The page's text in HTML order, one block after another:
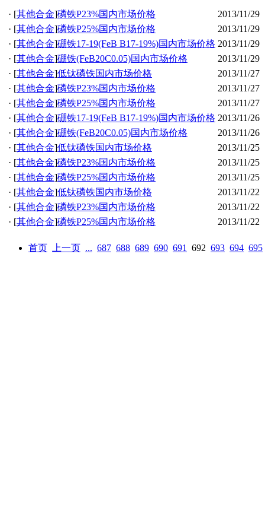
· [其他合金]磷铁P23%国内市场价格
2013/11/29
· [其他合金]磷铁P25%国内市场价格
2013/11/29
· [其他合金]硼铁17-19(FeB B17-19%)国内市场价格 2013/11/29
· [其他合金]硼铁(FeB20C0.05)国内市场价格
2013/11/29
· [其他合金]低钛磷铁国内市场价格
2013/11/27
· [其他合金]磷铁P23%国内市场价格
2013/11/27
· [其他合金]磷铁P25%国内市场价格
2013/11/27
· [其他合金]硼铁17-19(FeB B17-19%)国内市场价格 2013/11/26
· [其他合金]硼铁(FeB20C0.05)国内市场价格
2013/11/26
· [其他合金]低钛磷铁国内市场价格
2013/11/25
· [其他合金]磷铁P23%国内市场价格
2013/11/25
· [其他合金]磷铁P25%国内市场价格
2013/11/25
· [其他合金]低钛磷铁国内市场价格
2013/11/22
· [其他合金]磷铁P23%国内市场价格
2013/11/22
· [其他合金]磷铁P25%国内市场价格 2013/11/22
首页 上一页 ... 687 688 689 690 691 692 693 694 695